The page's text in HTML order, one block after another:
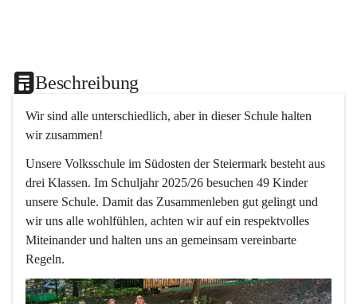
Beschreibung
Wir sind alle unterschiedlich, aber in dieser Schule halten
wir zusammen!
Unsere Volksschule im Südosten der Steiermark besteht aus
drei Klassen. Im Schuljahr 2025/26 besuchen 49 Kinder
unsere Schule. Damit das Zusammenleben gut gelingt und
wir uns alle wohlfühlen, achten wir auf ein respektvolles
Miteinander und halten uns an gemeinsam vereinbarte
Regeln.